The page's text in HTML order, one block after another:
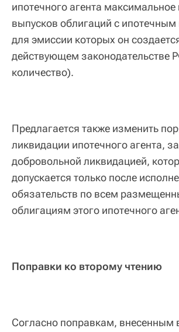
ипотечного агента максимальное
выпусков облигаций с
для эмиссии которых он
действующем законодательстве
количество).
Предлагается также изменить
ликвидации ипотечного агента,
добровольной ликвидацией,
допускается только после
обязательств по всем
облигациям этого ипотечного
Поправки ко второму чтению
Согласно поправкам, внесенным